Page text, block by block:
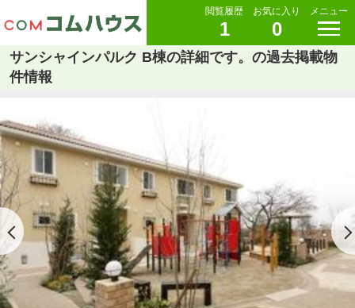
閲覧履歴
1
お気に入り
0
メニュー
サンシャインパルク B棟の詳細です。の過去掲載物
件情報